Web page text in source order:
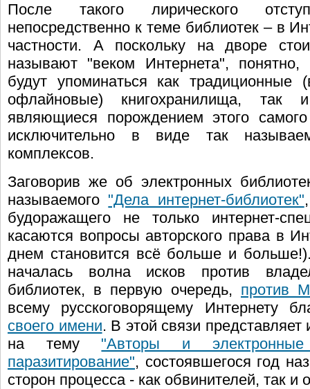
После такого лирического
непосредственно к теме библиотек – в
частности. А поскольку на дворе
называют "веком Интернета",
будут упоминаться как
офлайновые) книгохранилища, так
являющиеся порождением этого
исключительно в виде так
комплексов.
Заговорив же об электронных
называемого "Дела интернет-библиотек"
будоражащего не только интернет-
касаются вопросы авторского права в
днем становится всё больше и
началась волна исков против
библиотек, в первую очередь, против
всему русскоговорящему Интернету
своего имени. В этой связи представляет
на тему "Авторы и
паразитирование", состоявшегося год
сторон процесса - как обвинителей, так и